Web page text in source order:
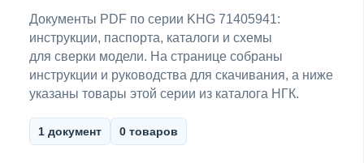
Документы PDF по серии KHG 71405941:
инструкции, паспорта, каталоги и схемы
для сверки модели. На странице собраны
инструкции и руководства для скачивания, а ниже
указаны товары этой серии из каталога НГК.
1 документ 0 товаров